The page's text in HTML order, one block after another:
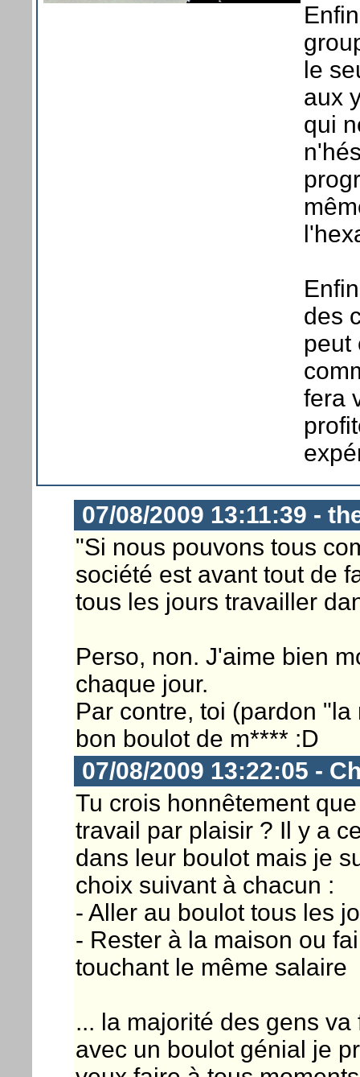
le
aux
qui
des
peut
fera
07/08/2009 13:11:39 -
"Si nous pouvons tous
société est avant tout de
tous les jours travailler
Perso, non. J'aime bien
chaque jour.
Par contre, toi (pardon
bon boulot de m**** :D
07/08/2009 13:22:05 -
Tu crois honnêtement
travail par plaisir ? Il y a
dans leur boulot mais je
choix suivant à chacun :
- Aller au boulot tous les
- Rester à la maison ou
touchant le même salaire
... la majorité des gens
avec un boulot génial je